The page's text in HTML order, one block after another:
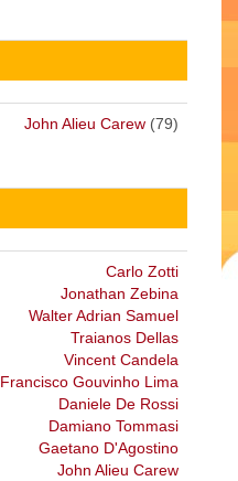
John Alieu Carew (79)
Carlo Zotti
Jonathan Zebina
Walter Adrian Samuel
Traianos Dellas
Vincent Candela
Francisco Gouvinho Lima
Daniele De Rossi
Damiano Tommasi
Gaetano D'Agostino
John Alieu Carew